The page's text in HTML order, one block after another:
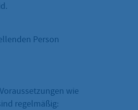
Person
wie
regelmäßig: